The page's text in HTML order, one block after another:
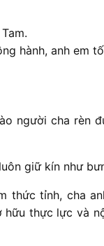
hành, anh em
người cha rèn
giữ kín như
thức tỉnh, cha
hữu thực lực và